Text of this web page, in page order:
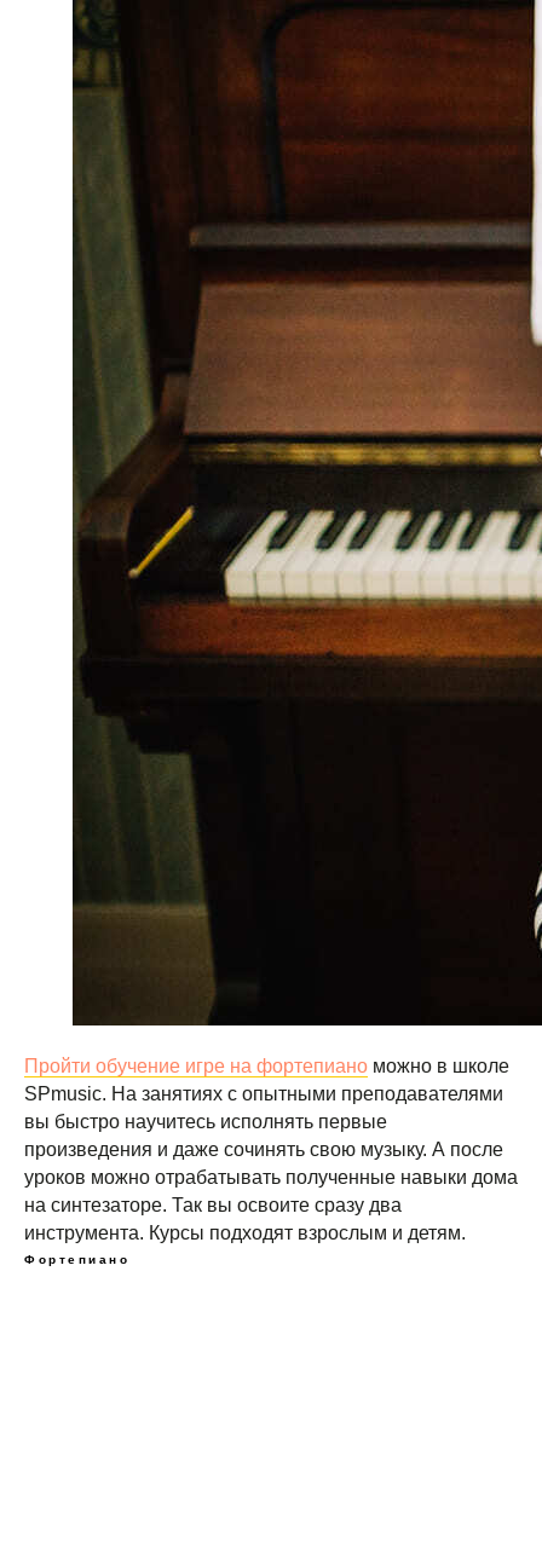
Пройти обучение игре на фортепиано можно в школе
SPmusic. На занятиях с опытными преподавателями
вы быстро научитесь исполнять первые
произведения и даже сочинять свою музыку. А после
уроков можно отрабатывать полученные навыки дома
на синтезаторе. Так вы освоите сразу два
инструмента. Курсы подходят взрослым и детям.
Фортепиано